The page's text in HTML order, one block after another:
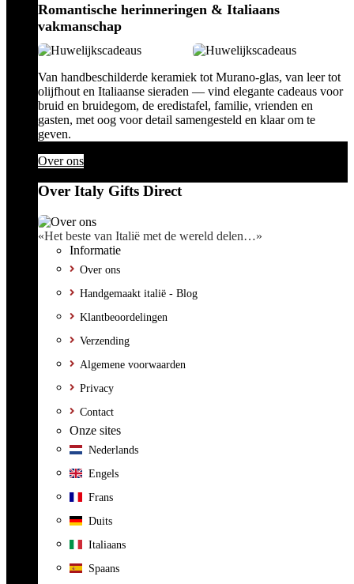
Romantische herinneringen & Italiaans
vakmanschap
Van handbeschilderde keramiek tot Murano-glas, van leer tot
olijfhout en Italiaanse sieraden — vind elegante cadeaus voor
bruid en bruidegom, de eredistafel, familie, vrienden en
gasten, met oog voor detail samengesteld en klaar om te
geven.
Over ons
Over Italy Gifts Direct
«Het beste van Italië met de wereld delen…»
Informatie
Over ons
Handgemaakt italië - Blog
Klantbeoordelingen
Verzending
Algemene voorwaarden
Privacy
Contact
Onze sites
Nederlands
Engels
Frans
Duits
Italiaans
Spaans